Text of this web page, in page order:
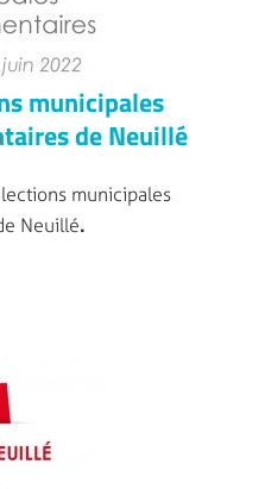
municipales
de Neuillé
municipales
Neuillé.